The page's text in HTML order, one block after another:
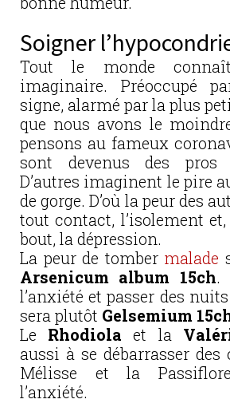
Soigner
Tout le monde
imaginaire. Préoccupé
signe, alarmé par la plus
que nous avons le
pensons au fameux
sont devenus des pros
D’autres imaginent le pire
de gorge. D’où la peur des
tout contact, l’isolement
bout, la dépression.
La peur de tomber malade
Arsenicum album 15ch.
l’anxiété et passer des
sera plutôt Gelsemium
Le Rhodiola et la
aussi à se débarrasser des
Mélisse et la
l’anxiété.